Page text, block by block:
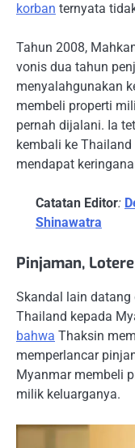
korban ternyata
Tahun 2008,
vonis dua tahun
menyalahgunakan
membeli properti
pernah dijalani. Ia
kembali ke
mendapat
Catatan Editor:
Shinawatra
Pinjaman,
Skandal lain
Thailand kepada
bahwa Thaksin
memperlancar
Myanmar membeli
milik keluarganya.